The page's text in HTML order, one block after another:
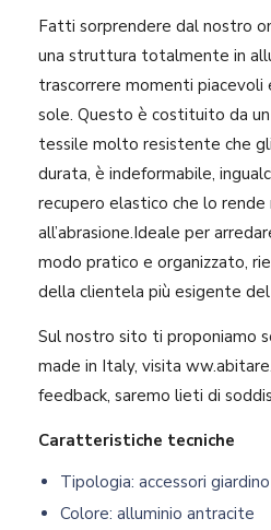
Fatti sorprendere dal nostro
una struttura totalmente in
trascorrere momenti piacevoli
sole. Questo è costituito da
tessile molto resistente che
durata, è indeformabile,
recupero elastico che lo
all’abrasione.Ideale per
modo pratico e organizzato,
della clientela più esigente
Sul nostro sito ti proponiamo
made in Italy, visita
feedback, saremo lieti di
Caratteristiche tecniche
Tipologia: accessori giardino
Colore: alluminio antracite